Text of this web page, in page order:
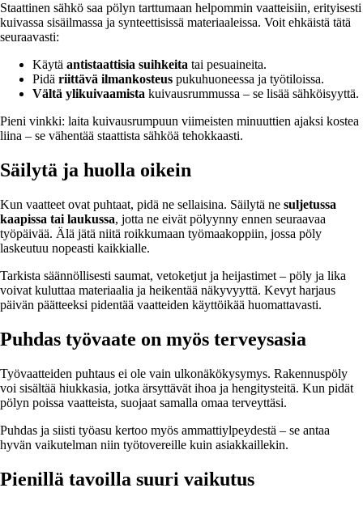
Staattinen sähkö saa pölyn tarttumaan helpommin vaatteisiin, erityisesti
kuivassa sisäilmassa ja synteettisissä materiaaleissa. Voit ehkäistä tätä
seuraavasti:
Käytä antistaattisia suihkeita tai pesuaineita.
Pidä riittävä ilmankosteus pukuhuoneessa ja työtiloissa.
Vältä ylikuivaamista kuivausrummussa – se lisää sähköisyyttä.
Pieni vinkki: laita kuivausrumpuun viimeisten minuuttien ajaksi kostea
liina – se vähentää staattista sähköä tehokkaasti.
Säilytä ja huolla oikein
Kun vaatteet ovat puhtaat, pidä ne sellaisina. Säilytä ne suljetussa
kaapissa tai laukussa, jotta ne eivät pölyynny ennen seuraavaa
työpäivää. Älä jätä niitä roikkumaan työmaakoppiin, jossa pöly
laskeutuu nopeasti kaikkialle.
Tarkista säännöllisesti saumat, vetoketjut ja heijastimet – pöly ja lika
voivat kuluttaa materiaalia ja heikentää näkyvyyttä. Kevyt harjaus
päivän päätteeksi pidentää vaatteiden käyttöikää huomattavasti.
Puhdas työvaate on myös terveysasia
Työvaatteiden puhtaus ei ole vain ulkonäkökysymys. Rakennuspöly
voi sisältää hiukkasia, jotka ärsyttävät ihoa ja hengitysteitä. Kun pidät
pölyn poissa vaatteista, suojaat samalla omaa terveyttäsi.
Puhdas ja siisti työasu kertoo myös ammattiylpeydestä – se antaa
hyvän vaikutelman niin työtovereille kuin asiakkaillekin.
Pienillä tavoilla suuri vaikutus